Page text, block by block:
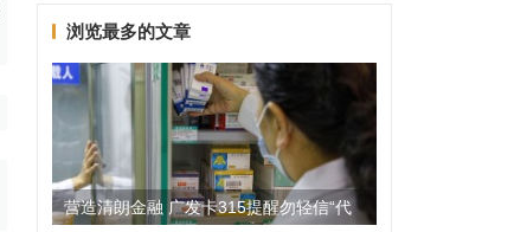
浏览最多的文章
营造清朗金融 广发卡315提醒勿轻信“代